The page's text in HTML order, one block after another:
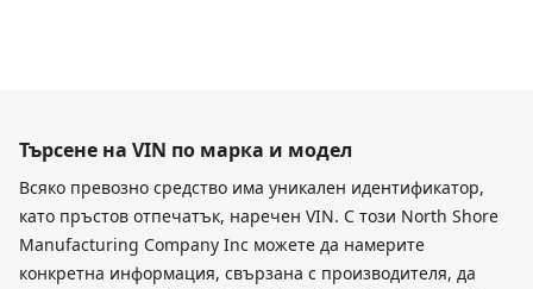
Търсене на VIN по марка и модел
Всяко превозно средство има уникален идентификатор,
като пръстов отпечатък, наречен VIN. С този North Shore
Manufacturing Company Inc можете да намерите
конкретна информация, свързана с производителя, да